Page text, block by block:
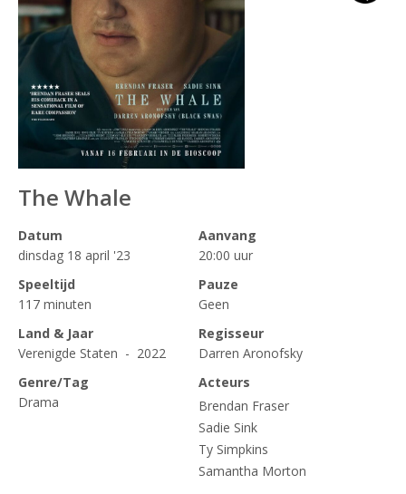
The Whale
Datum
dinsdag 18 april '23
Aanvang
20:00 uur
Speeltijd
117 minuten
Pauze
Geen
Land & Jaar
Verenigde Staten - 2022
Regisseur
Darren Aronofsky
Genre/Tag
Drama
Acteurs
Brendan Fraser
Sadie Sink
Ty Simpkins
Samantha Morton